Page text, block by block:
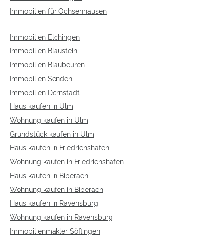
Immobilien für Ochsenhausen
Immobilien Elchingen
Immobilien Blaustein
Immobilien Blaubeuren
Immobilien Senden
Immobilien Dornstadt
Haus kaufen in Ulm
Wohnung kaufen in Ulm
Grundstück kaufen in Ulm
Haus kaufen in Friedrichshafen
Wohnung kaufen in Friedrichshafen
Haus kaufen in Biberach
Wohnung kaufen in Biberach
Haus kaufen in Ravensburg
Wohnung kaufen in Ravensburg
Immobilienmakler Söflingen